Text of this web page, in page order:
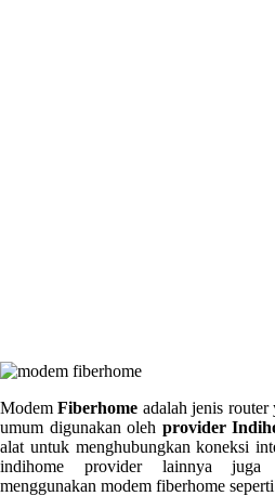
Modem Fiberhome adalah jenis router
umum digunakan oleh provider
alat untuk menghubungkan koneksi
indihome provider lainnya
menggunakan modem fiberhome